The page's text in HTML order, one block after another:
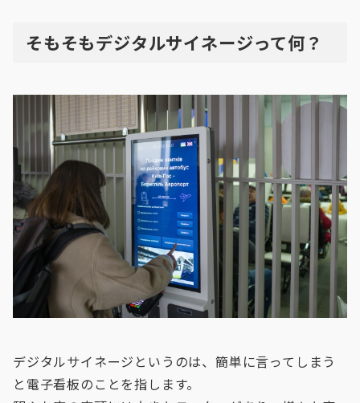
そもそもデジタルサイネージって何？
デジタルサイネージというのは、簡単に言ってしまう
と電子看板のことを指します。